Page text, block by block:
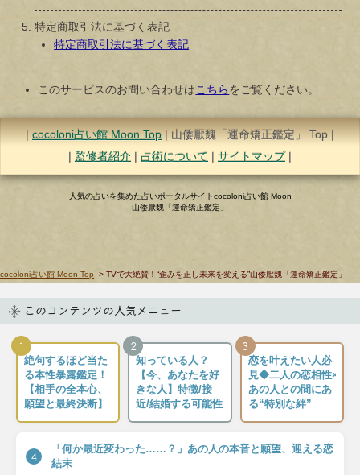
特定商取引法に基づく表記
特定商取引法に基づく表記
このサービスのお問い合わせはこちらをご覧ください。
|cocoloni占い館 Moon Top |山倭厭魏「運命矯正鑑定」Top |
| 監修者紹介 | 占術について | サイトマップ|
人気の占いを集めた占いポータルサイトcocoloni占い館 Moon
山倭厭魏「運命矯正鑑定」
cocoloni占い館 Moon Top > TVで大絶賛！“歪みを正し未来を変える”山倭厭魏「運命矯正鑑定」
このコンテンツの人気メニュー
1
絶句するほど当た
る本性暴露鑑定！
【相手の全本心、
願望と最終決断】
2
知っている人？
【今、あなたを好
きな人】特徴/接
近/結婚する可能性
3
恋を叶えたい人必
見◆二人の恋相性×
あの人との間にあ
る“特別な絆”
4
「何か最近変わった……？」あの人の本音と願望、迎える恋
結末